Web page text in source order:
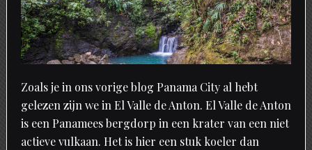
Zoals je in ons vorige blog Panama City al hebt
gelezen zijn we in El Valle de Anton. El Valle de Anton
is een Panamees bergdorp in een krater van een niet
actieve vulkaan. Het is hier een stuk koeler dan